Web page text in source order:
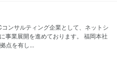
ンサルティング企業として、ネットシ
事業展開を進めております。 福岡本社
点を有し...